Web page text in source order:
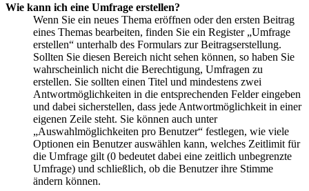
Wie kann ich eine Umfrage erstellen?
Wenn Sie ein neues Thema eröffnen oder den ersten Beitrag
eines Themas bearbeiten, finden Sie ein Register „Umfrage
erstellen“ unterhalb des Formulars zur Beitragserstellung.
Sollten Sie diesen Bereich nicht sehen können, so haben Sie
wahrscheinlich nicht die Berechtigung, Umfragen zu
erstellen. Sie sollten einen Titel und mindestens zwei
Antwortmöglichkeiten in die entsprechenden Felder eingeben
und dabei sicherstellen, dass jede Antwortmöglichkeit in einer
eigenen Zeile steht. Sie können auch unter
„Auswahlmöglichkeiten pro Benutzer“ festlegen, wie viele
Optionen ein Benutzer auswählen kann, welches Zeitlimit für
die Umfrage gilt (0 bedeutet dabei eine zeitlich unbegrenzte
Umfrage) und schließlich, ob die Benutzer ihre Stimme
ändern können.